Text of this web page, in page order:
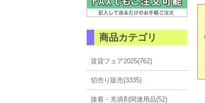
商品カテゴリ
賃貸フェア2025(762)
切売り販売(3335)
接着・充填剤関連用品(52)